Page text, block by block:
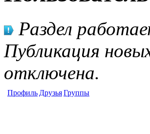
Раздел
Публикация
отключена.
Профиль ДрузьяГруппы